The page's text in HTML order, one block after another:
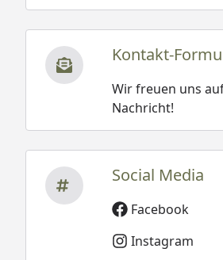
Kontakt-
Wir freuen uns
Nachricht!
Social Media
Facebook
Instagram